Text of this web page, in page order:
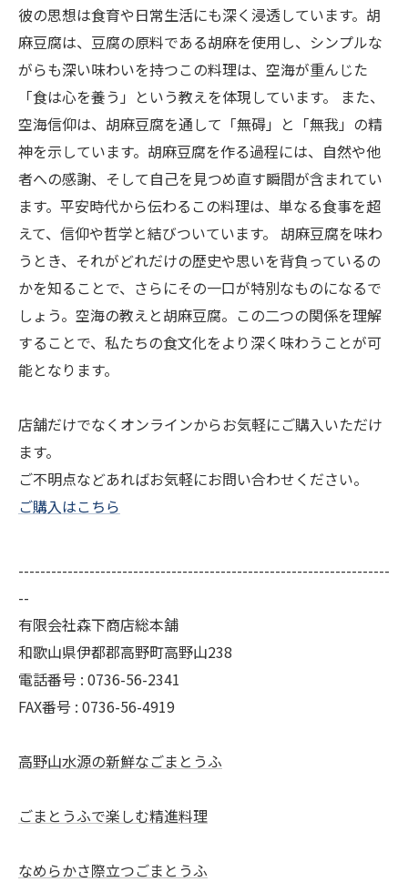
彼の思想は食育や日常生活にも深く浸透しています。胡
麻豆腐は、豆腐の原料である胡麻を使用し、シンプルな
がらも深い味わいを持つこの料理は、空海が重んじた
「食は心を養う」という教えを体現しています。 また、
空海信仰は、胡麻豆腐を通して「無碍」と「無我」の精
神を示しています。胡麻豆腐を作る過程には、自然や他
者への感謝、そして自己を見つめ直す瞬間が含まれてい
ます。平安時代から伝わるこの料理は、単なる食事を超
えて、信仰や哲学と結びついています。 胡麻豆腐を味わ
うとき、それがどれだけの歴史や思いを背負っているの
かを知ることで、さらにその一口が特別なものになるで
しょう。空海の教えと胡麻豆腐。この二つの関係を理解
することで、私たちの食文化をより深く味わうことが可
能となります。
店舗だけでなくオンラインからお気軽にご購入いただけ
ます。
ご不明点などあればお気軽にお問い合わせください。
ご購入はこちら
--------------------------------------------------------------------
--
有限会社森下商店総本舗
和歌山県伊都郡高野町高野山238
電話番号 : 0736-56-2341
FAX番号 : 0736-56-4919
高野山水源の新鮮なごまとうふ
ごまとうふで楽しむ精進料理
なめらかさ際立つごまとうふ